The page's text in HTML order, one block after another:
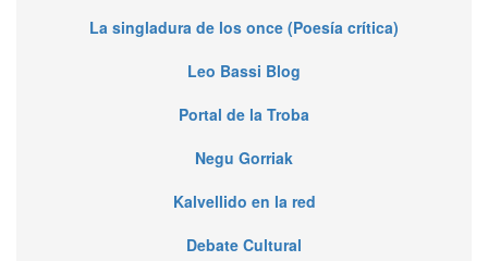
La singladura de los once (Poesía crítica)
Leo Bassi Blog
Portal de la Troba
Negu Gorriak
Kalvellido en la red
Debate Cultural